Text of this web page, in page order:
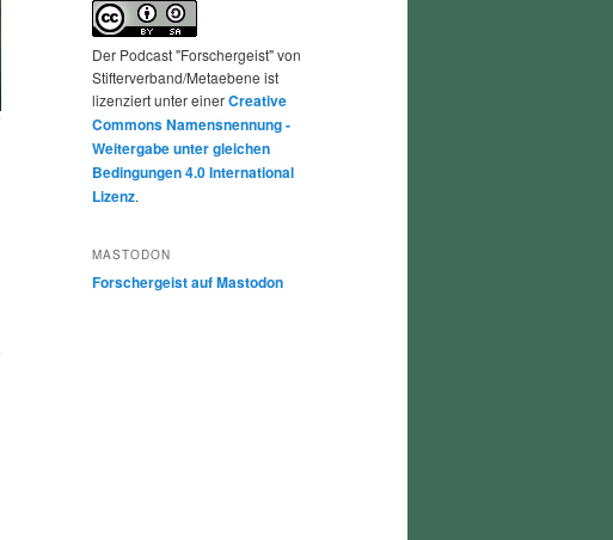
Der Podcast "Forschergeist" von
Stifterverband/Metaebene ist
lizenziert unter einerCreative
Commons Namensnennung -
Weitergabe unter gleichen
Bedingungen 4.0 International
Lizenz.
MASTODON
Forschergeist auf Mastodon